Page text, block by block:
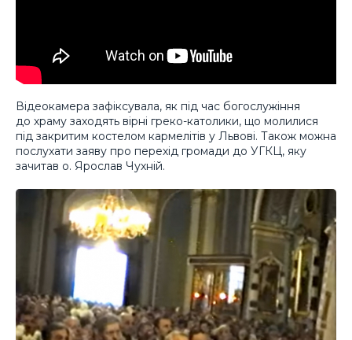
Відеокамера зафіксувала, як під час богослужіння
до храму заходять вірні греко-католики, що молилися
під закритим костелом кармелітів у Львові. Також можна
послухати заяву про перехід громади до УГКЦ, яку
зачитав о. Ярослав Чухній.